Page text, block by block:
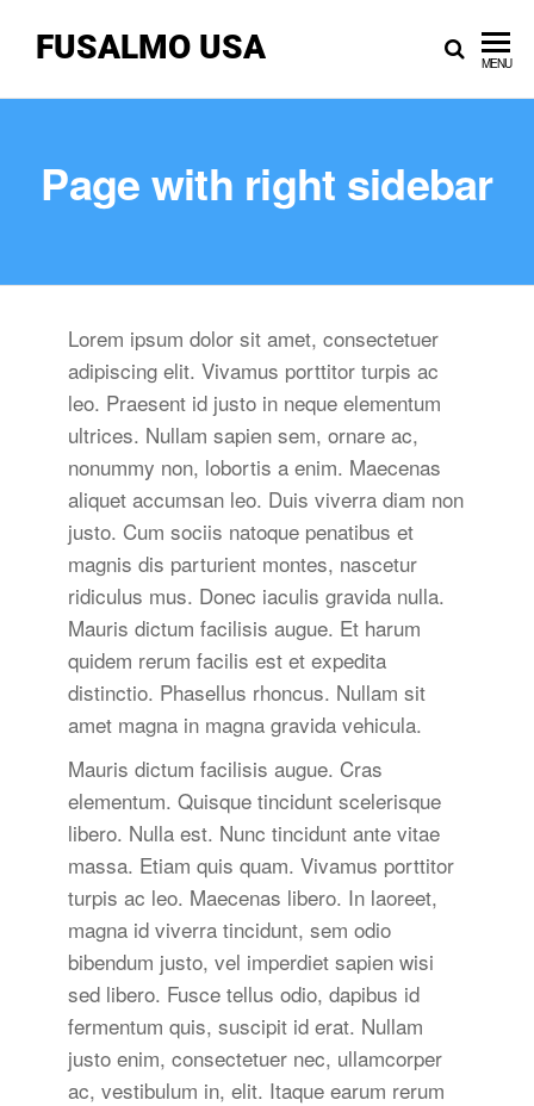
FUSALMO USA MENU
Page with right sidebar
Lorem ipsum dolor sit amet, consectetuer
adipiscing elit. Vivamus porttitor turpis ac
leo. Praesent id justo in neque elementum
ultrices. Nullam sapien sem, ornare ac,
nonummy non, lobortis a enim. Maecenas
aliquet accumsan leo. Duis viverra diam non
justo. Cum sociis natoque penatibus et
magnis dis parturient montes, nascetur
ridiculus mus. Donec iaculis gravida nulla.
Mauris dictum facilisis augue. Et harum
quidem rerum facilis est et expedita
distinctio. Phasellus rhoncus. Nullam sit
amet magna in magna gravida vehicula.
Mauris dictum facilisis augue. Cras
elementum. Quisque tincidunt scelerisque
libero. Nulla est. Nunc tincidunt ante vitae
massa. Etiam quis quam. Vivamus porttitor
turpis ac leo. Maecenas libero. In laoreet,
magna id viverra tincidunt, sem odio
bibendum justo, vel imperdiet sapien wisi
sed libero. Fusce tellus odio, dapibus id
fermentum quis, suscipit id erat. Nullam
justo enim, consectetuer nec, ullamcorper
ac, vestibulum in, elit. Itaque earum rerum